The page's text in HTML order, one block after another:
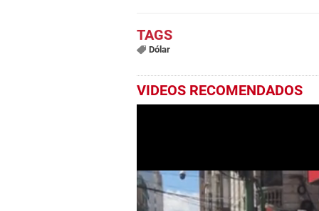
Dólar
VIDEOS RECOMENDADOS